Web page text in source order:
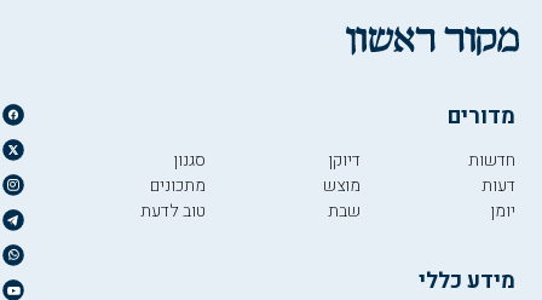
מדורים
חדשות
דעות
יומן
דיוקן
מוצש
שבת
סגנון
מתכונים
טוב לדעת
מידע כללי